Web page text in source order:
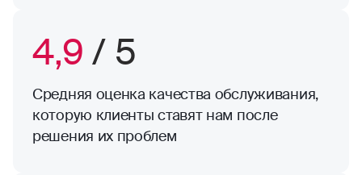
4,9 / 5
Средняя оценка качества обслуживания,
которую клиенты ставят нам после
решения их проблем